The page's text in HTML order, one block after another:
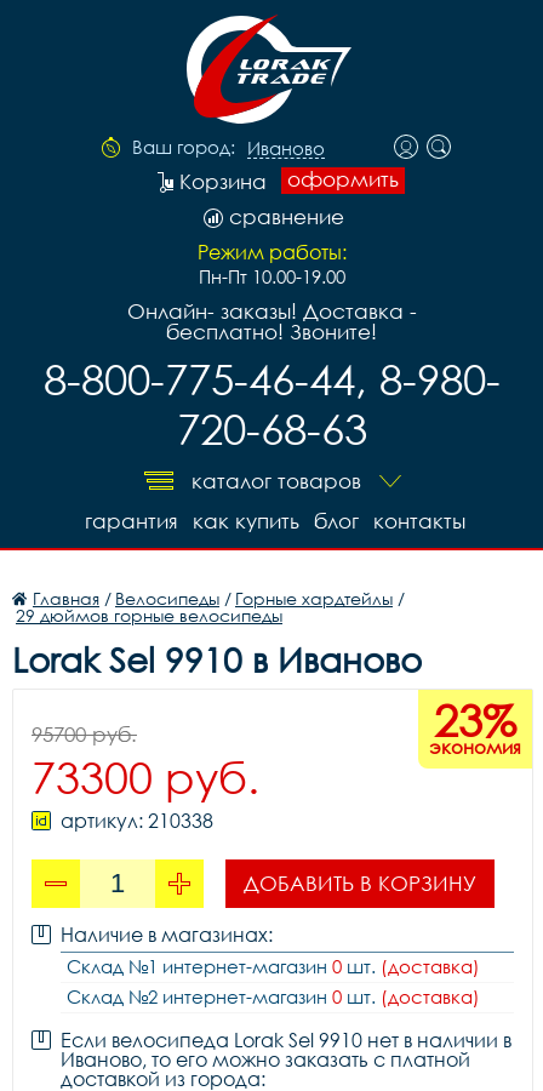
Ваш город: Иваново
оформить
Корзина
сравнение
Режим работы:
Пн-Пт 10.00-19.00
Онлайн- заказы! Доставка -
бесплатно! Звоните!
8-800-775-46-44, 8-980-
720-68-63
каталог товаров
контакты
блог
как купить
гарантия
Главная / Велосипеды / Горные хардтейлы /
29 дюймов горные велосипеды
Lorak Sel 9910 в Иваново
23%
экономия
95700 руб.
73300 руб.
артикул: 210338
ДОБАВИТЬ В КОРЗИНУ
Наличие в магазинах:
Склад №1 интернет-магазин 0 шт. (доставка)
Склад №2 интернет-магазин 0 шт. (доставка)
Если велосипеда Lorak Sel 9910 нет в наличии в
Иваново, то его можно заказать с платной
доставкой из города: